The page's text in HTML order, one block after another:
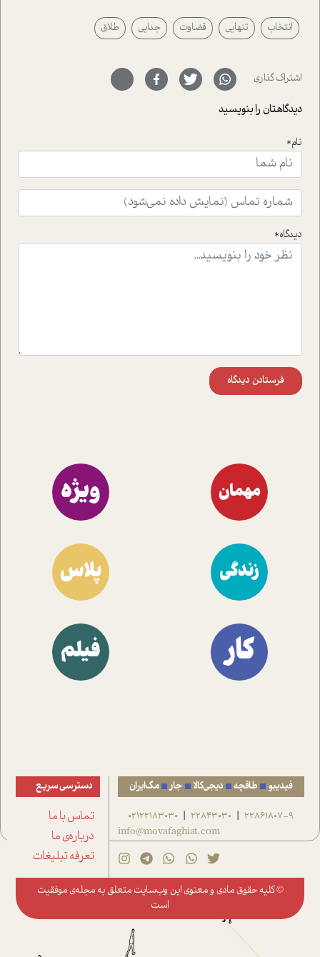
پیرامون آن آشنا می کند.در بخش دو فنجان داغ به سراغ افرادی
رفته ایم که موفقیت را در عمل به اثبات رسانده اند؛ سید
حمیدرضا محتشمی که بیست و پنجمین سال فعالیت حرفه
سر نهاده است و نیز کرامت عزیز زاده؛ سفیر صلح و دوستی که
با رکاب زدن در بیش از هفتاد کشور و کاشتن درخت، به نماد
حمایت از محیط زیست و منابع طبیعی تبدیل گشته
است.فصل روایت اجنبی ها در این شماره به دو موضوع
ای که به زندگی شگفت انگیز جین گودال و تاثیرات کاوش های
ایشان در حوزه ی شامپانزه ها بر زندگی امروزی ما نگاهی
افکنده است.فصل اتاق 333 شما را پای صحبت یک تجربه ی
واقعی در ارتباط با اختلال شخصیت اسکزوئید و مشکلات و نیز
راهکارهای حل آن قرار می دهد که در اتاق درمان اتفاق افتاده
موثرترین راهکارهای استفاده از هوش مصنوعی در حوزه های
انتخاب تنهایی قضاوت جدایی طلاق
اشتراک گذاری
دیدگاهتان را بنویسید
نام*
دیدگاه*
فرستادن دیدگاه
مهمان ویژه
زندگی پلاس
کار فیلم
فیدیبو طاقچه دیجی‌کالا جار مگ‌ایران
22861807-9
|
22843030
|
02122183030
info@movafaghiat.com
دسترسی سریع
تماس با ما
درباره‌ی ما
تعرفه تبلیغات
© کلیه حقوق مادی و معنوی این وب‌سایت متعلق به مجله‌ی موفقیت
است